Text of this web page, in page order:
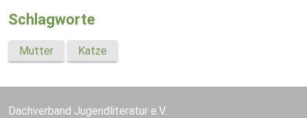
Schlagworte
Mutter Katze
Dachverband Jugendliteratur e.V.